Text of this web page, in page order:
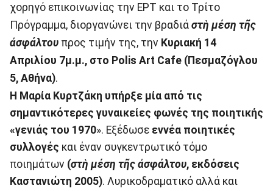
χορηγό επικοινωνίας την ΕΡΤ και το Τρίτο
Πρόγραμμα, διοργανώνει την βραδιά στὴ μέση τῆς
ἀσφάλτου προς τιμήν της, την Κυριακή 14
Απριλίου 7μ.μ., στο Polis Art Cafe (Πεσμαζόγλου
5, Αθήνα).
Η Μαρία Κυρτζάκη υπήρξε μία από τις
σημαντικότερες γυναικείες φωνές της ποιητικής
«γενιάς του 1970». Εξέδωσε εννέα ποιητικές
συλλογές και έναν συγκεντρωτικό τόμο
ποιημάτων (στὴ μέση τῆς ἀσφάλτου, εκδόσεις
Καστανιώτη 2005). Λυρικοδραματικό αλλά και